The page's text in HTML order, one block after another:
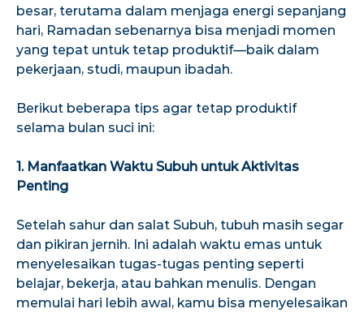
besar, terutama dalam menjaga energi sepanjang
hari, Ramadan sebenarnya bisa menjadi momen
yang tepat untuk tetap produktif—baik dalam
pekerjaan, studi, maupun ibadah.
Berikut beberapa tips agar tetap produktif
selama bulan suci ini:
1. Manfaatkan Waktu Subuh untuk Aktivitas
Penting
Setelah sahur dan salat Subuh, tubuh masih segar
dan pikiran jernih. Ini adalah waktu emas untuk
menyelesaikan tugas-tugas penting seperti
belajar, bekerja, atau bahkan menulis. Dengan
memulai hari lebih awal, kamu bisa menyelesaikan